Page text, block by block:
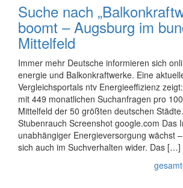
Suche nach
boomt – Augsburg im
Mittelfeld
Immer mehr Deutsche informieren sich
energie und Balkon­kraft­werke. Eine
Vergleichs­portals ntv Energie­effizienz
mit 449 monatlichen Such­anfragen pro
Mittelfeld der 50 größten deutschen
Stubenrauch Screenshot google.com Das
unabhängiger Energie­versorgung wächst
sich auch im Such­verhalten wider. Das […]